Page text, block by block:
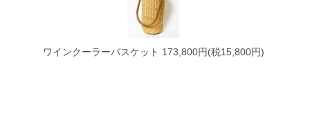
ワインクーラーバスケット 173,800円(税15,800円)